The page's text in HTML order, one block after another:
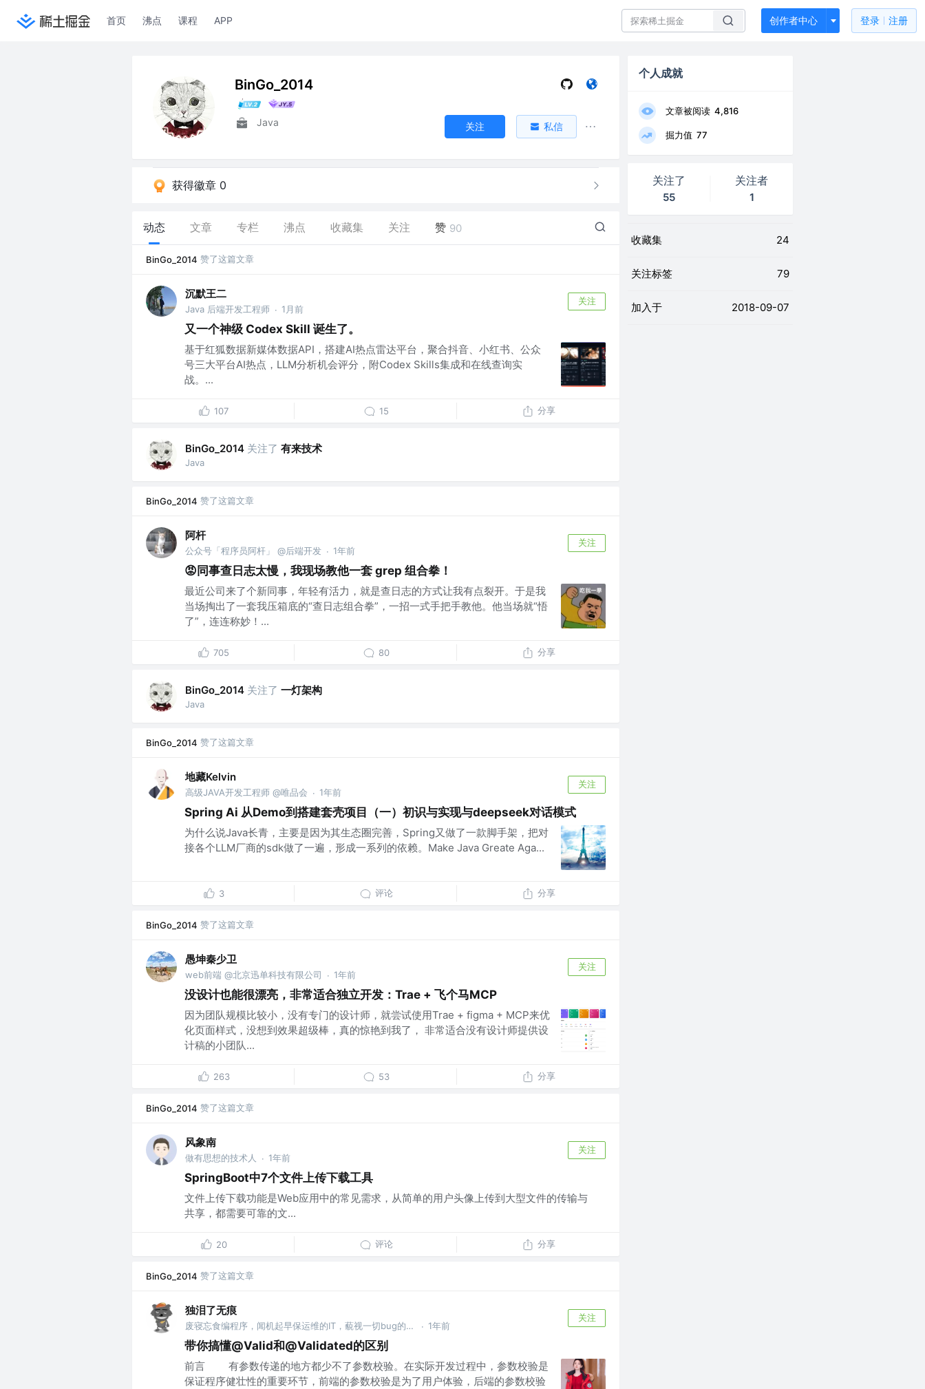
首页 沸点 课程 APP 创作者中心 登录 注册
BinGo_2014
Java 关注 私信
获得徽章 0
动态 文章 专栏 沸点 收藏集 关注 赞 90
BinGo_2014 赞了这篇文章
沉默王二
Java 后端开发工程师 · 1月前
关注
又一个神级 Codex Skill 诞生了。
基于红狐数据新媒体数据API，搭建AI热点雷达平台，聚合抖音、小红书、公众
号三大平台AI热点，LLM分析机会评分，附Codex Skills集成和在线查询实
战。...
107 15 分享
BinGo_2014 关注了 有来技术
Java
BinGo_2014 赞了这篇文章
阿杆
公众号「程序员阿杆」 @后端开发 · 1年前
关注
😡同事查日志太慢，我现场教他一套 grep 组合拳！
最近公司来了个新同事，年轻有活力，就是查日志的方式让我有点裂开。于是我
当场掏出了一套我压箱底的“查日志组合拳”，一招一式手把手教他。他当场就“悟
了”，连连称妙！...
705 80 分享
BinGo_2014 关注了 一灯架构
Java
BinGo_2014 赞了这篇文章
地藏Kelvin
高级JAVA开发工程师 @唯品会 · 1年前
关注
Spring Ai 从Demo到搭建套壳项目（一）初识与实现与deepseek对话模式
为什么说Java长青，主要是因为其生态圈完善，Spring又做了一款脚手架，把对
接各个LLM厂商的sdk做了一遍，形成一系列的依赖。Make Java Greate Aga...
3 评论 分享
BinGo_2014 赞了这篇文章
愚坤秦少卫
web前端 @北京迅单科技有限公司 · 1年前
关注
没设计也能很漂亮，非常适合独立开发：Trae + 飞个马MCP
因为团队规模比较小，没有专门的设计师，就尝试使用Trae + figma + MCP来优
化页面样式，没想到效果超级棒，真的惊艳到我了， 非常适合没有设计师提供设
计稿的小团队...
263 53 分享
BinGo_2014 赞了这篇文章
风象南
做有思想的技术人 · 1年前
关注
SpringBoot中7个文件上传下载工具
文件上传下载功能是Web应用中的常见需求，从简单的用户头像上传到大型文件的传输与
共享，都需要可靠的文...
20 评论 分享
BinGo_2014 赞了这篇文章
独泪了无痕
废寝忘食编程序，闻机起早保运维的IT，藐视一切bug的程序猿 · 1年前
关注
带你搞懂@Valid和@Validated的区别
前言 有参数传递的地方都少不了参数校验。在实际开发过程中，参数校验是
保证程序健壮性的重要环节，前端的参数校验是为了用户体验，后端的参数校验
个人成就
文章被阅读 4,816
掘力值 77
关注了
55
关注者
1
收藏集 24
关注标签 79
加入于 2018-09-07